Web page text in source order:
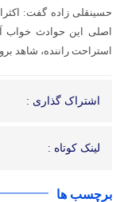
حسینقلی زاده گفت:
اصلی این حوادث خواب
استراحت راننده، شاهد
اشتراک گذاری :
لینک کوتاه :
برچسب ها